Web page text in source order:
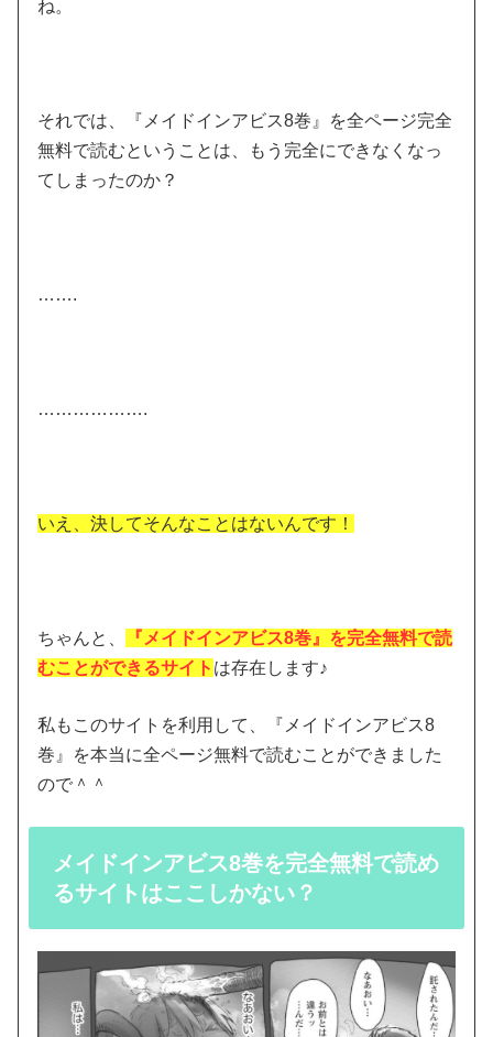
ね。
それでは、『メイドインアビス8巻』を全ページ完全
無料で読むということは、もう完全にできなくなっ
てしまったのか？
…….
……………….
いえ、決してそんなことはないんです！
ちゃんと、
『メイドインアビス8巻』を完全無料で読
むことができるサイト は存在します♪
私もこのサイトを利用して、『メイドインアビス8
巻』を本当に全ページ無料で読むことができました
ので＾＾
メイドインアビス8巻を完全無料で読め
るサイトはここしかない？